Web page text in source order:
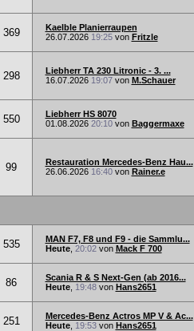
369
Kaelble Planierraupen
26.07.2026 19:25von Fritzle
298
Liebherr TA 230 Litronic - 3. ...
16.07.2026 19:07von M.Schauer
550
Liebherr HS 8070
01.08.2026 20:10von Baggermaxe
99
Restauration Mercedes-Benz Hau...
26.06.2026 16:40von Rainer.e
535
MAN F7, F8 und F9 - die Sammlu...
Heute, 20:02von Mack F 700
86
Scania R & S Next-Gen (ab 2016...
Heute, 19:48von Hans2651
251
Mercedes-Benz Actros MP V & Ac...
Heute, 19:53von Hans2651